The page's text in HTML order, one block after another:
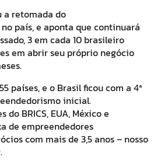
a retomada do
país, e aponta que continuará
3 em cada 10 brasileiro
em abrir seu próprio negócio
países, e o Brasil ficou com a 4ª
inicial.
do BRICS, EUA, México e
de empreendedores
com mais de 3,5 anos – nosso